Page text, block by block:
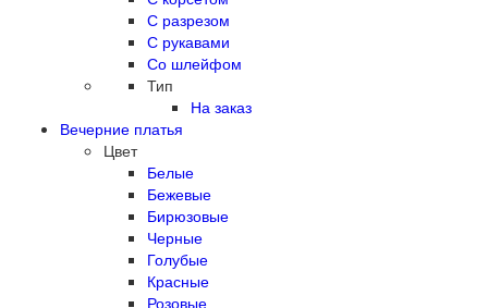
С разрезом
С рукавами
Со шлейфом
Тип
На заказ
Вечерние платья
Цвет
Белые
Бежевые
Бирюзовые
Черные
Голубые
Красные
Розовые